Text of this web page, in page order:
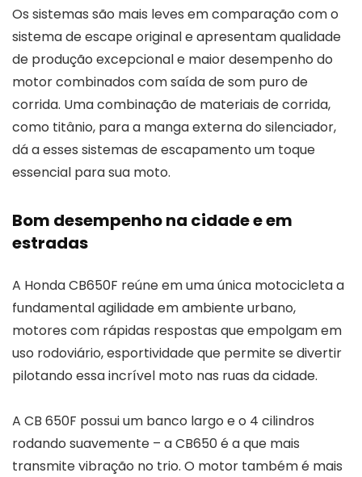
Os sistemas são mais leves em comparação com o
sistema de escape original e apresentam qualidade
de produção excepcional e maior desempenho do
motor combinados com saída de som puro de
corrida. Uma combinação de materiais de corrida,
como titânio, para a manga externa do silenciador,
dá a esses sistemas de escapamento um toque
essencial para sua moto.
Bom desempenho na cidade e em
estradas
A Honda CB650F reúne em uma única motocicleta a
fundamental agilidade em ambiente urbano,
motores com rápidas respostas que empolgam em
uso rodoviário, esportividade que permite se divertir
pilotando essa incrível moto nas ruas da cidade.
A CB 650F possui um banco largo e o 4 cilindros
rodando suavemente – a CB650 é a que mais
transmite vibração no trio. O motor também é mais